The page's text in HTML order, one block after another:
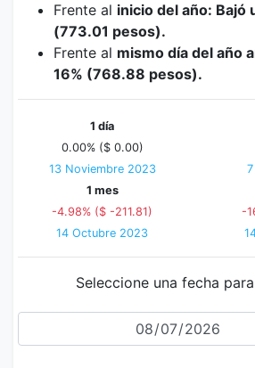
Frente al inicio del año: Bajó
(773.01 pesos).
Frente al mismo día del año
16% (768.88 pesos).
1 día
0.00% ($ 0.00)
13 Noviembre 2023
1 mes
-4.98% ($ -211.81)
14 Octubre 2023
-
Seleccione una fecha
Fecha